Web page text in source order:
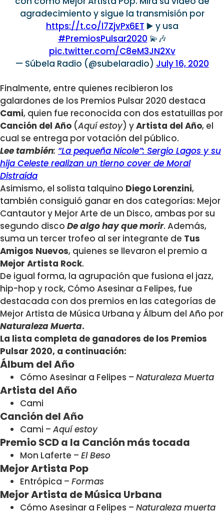
agradecimiento y sigue la transmisión por
https://t.co/l7ZjvPx6ET ▶️ y usa
#PremiosPulsar2020 💫🎶
pic.twitter.com/C8eM3JN2Xv
— Súbela Radio (@subelaradio) July 16, 2020
Finalmente, entre quienes recibieron los
galardones de los Premios Pulsar 2020 destaca
Cami, quien fue reconocida con dos estatuillas por
Canción del Año (Aquí estoy) yArtista del Año, el
cual se entrega por votación del público.
Lee también: “La pequeña Nicole”: Sergio Lagos y su
hija Celeste realizan un tierno cover de Moral
Distraída
Asimismo, el solista talquino Diego Lorenzini,
también consiguió ganar en dos categorías: Mejor
Cantautor y Mejor Arte de un Disco, ambas por su
segundo disco De algo hay que morir. Además,
suma un tercer trofeo al ser integrante de Tus
Amigos Nuevos, quienes se llevaron el premio a
Mejor Artista Rock.
De igual forma, la agrupación que fusiona el jazz,
hip-hop y rock, Cómo Asesinar a Felipes, fue
destacada con dos premios en las categorías de
Mejor Artista de Música Urbana y Álbum del Año por
Naturaleza Muerta.
La lista completa de ganadores de los Premios
Pulsar 2020, a continuación:
Álbum del Año
Cómo Asesinar a Felipes – Naturaleza Muerta
Artista del Año
Cami
Canción del Año
Cami – Aquí estoy
Premio SCD a la Canción más tocada
Mon Laferte – El Beso
Mejor Artista Pop
Entrópica – Formas
Mejor Artista de Música Urbana
Cómo Asesinar a Felipes – Naturaleza muerta